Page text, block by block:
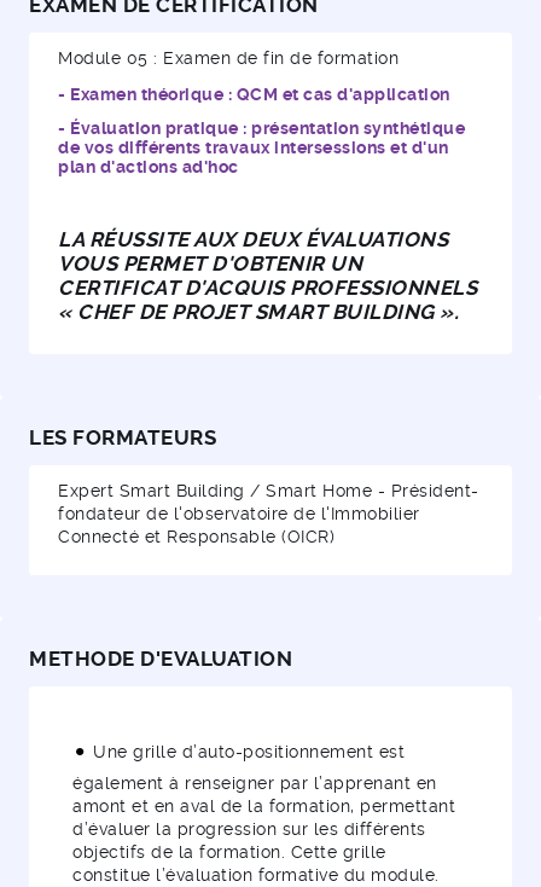
EXAMEN DE CERTIFICATION
Module 05 : Examen de fin de formation
- Examen théorique : QCM et cas d'application
- Évaluation pratique : présentation synthétique
de vos différents travaux intersessions et d'un
plan d'actions ad'hoc
LA RÉUSSITE AUX DEUX ÉVALUATIONS
VOUS PERMET D'OBTENIR UN
CERTIFICAT D'ACQUIS PROFESSIONNELS
« CHEF DE PROJET SMART BUILDING ».
LES FORMATEURS
Expert Smart Building / Smart Home - Président-
fondateur de l'observatoire de l'Immobilier
Connecté et Responsable (OICR)
METHODE D'EVALUATION
Une grille d’auto-positionnement est
également à renseigner par l’apprenant en
amont et en aval de la formation, permettant
d’évaluer la progression sur les différents
objectifs de la formation. Cette grille
constitue l’évaluation formative du module.